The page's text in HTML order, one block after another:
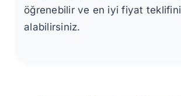
öğrenebilir ve en iyi fiyat teklifini
alabilirsiniz.